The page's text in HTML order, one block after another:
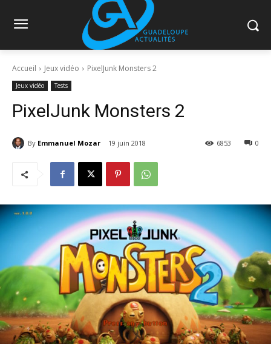
Accueil Jeux vidéo PixelJunk Monsters 2
Jeux vidéo Tests
PixelJunk Monsters 2
By Emmanuel Mozar 19 juin 2018 0
6853